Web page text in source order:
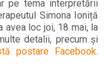
pe tema interpretării
Simona Ioniță
avea loc joi, 18 mai, la
detalii, precum și
postare Facebook.